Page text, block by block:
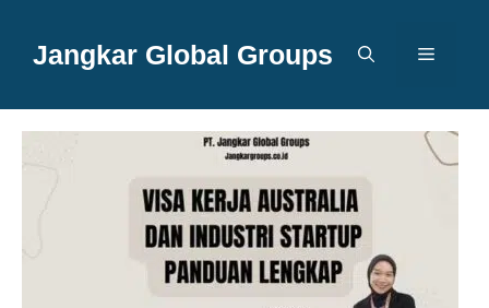
Jangkar Global Groups Menu